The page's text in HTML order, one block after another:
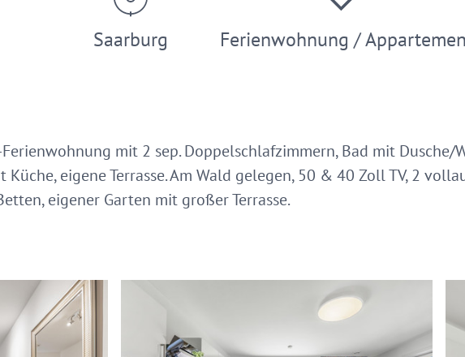
Saarburg Ferienwohnung /
mit 2 sep. Doppelschlafzimmern, Bad mit Dusche/
Küche, eigene Terrasse. Am Wald gelegen, 50 & 40 Zoll TV, 2
eigener Garten mit großer Terrasse.